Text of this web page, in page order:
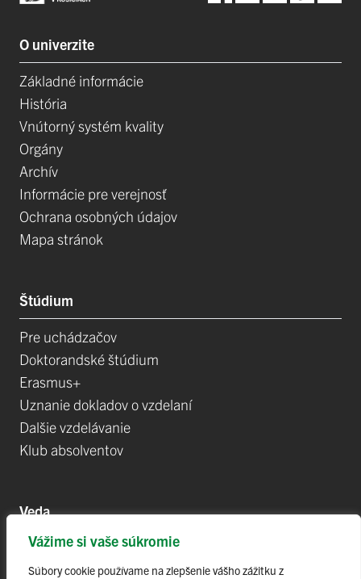
Vážime si vaše súkromie
Súbory cookie používame na zlepšenie vášho zážitku z
O univerzite
Základné informácie
História
Vnútorný systém kvality
Orgány
Archív
Informácie pre verejnosť
Ochrana osobných údajov
Mapa stránok
Štúdium
Pre uchádzačov
Doktorandské štúdium
Erasmus+
Uznanie dokladov o vzdelaní
Dalšie vzdelávanie
Klub absolventov
Veda
Postdoktorandské pozíce
Projekty